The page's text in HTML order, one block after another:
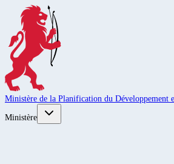
Ministère de la Planification du Développement
Ministère